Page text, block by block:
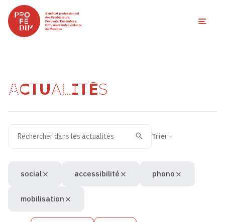
ACTUALITÉS
Recherche
Valider
social accessibilité phono
mobilisation